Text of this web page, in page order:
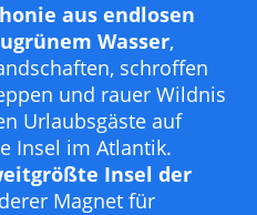
aus endlosen
Wasser,
schroffen
und rauer Wildnis
Urlaubsgäste auf
Insel im Atlantik.
Insel der
Magnet für